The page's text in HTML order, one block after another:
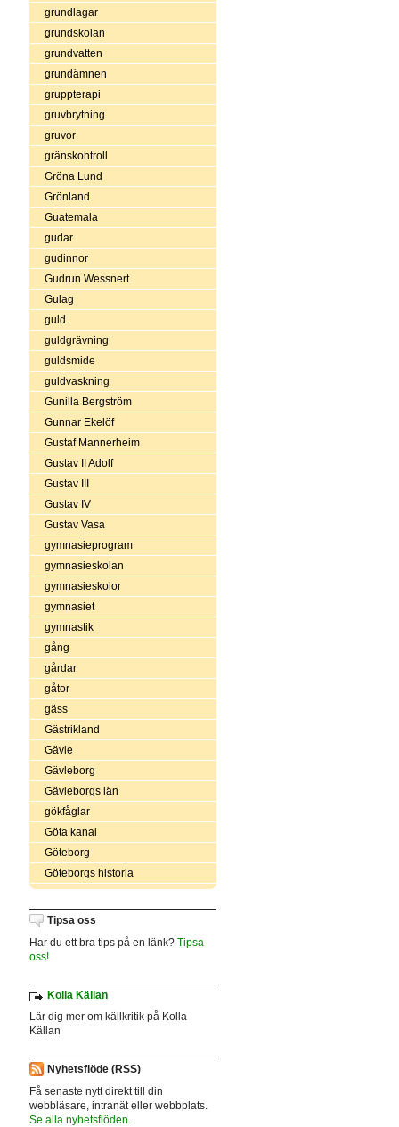
grundlagar
grundskolan
grundvatten
grundämnen
gruppterapi
gruvbrytning
gruvor
gränskontroll
Gröna Lund
Grönland
Guatemala
gudar
gudinnor
Gudrun Wessnert
Gulag
guld
guldgrävning
guldsmide
guldvaskning
Gunilla Bergström
Gunnar Ekelöf
Gustaf Mannerheim
Gustav II Adolf
Gustav III
Gustav IV
Gustav Vasa
gymnasieprogram
gymnasieskolan
gymnasieskolor
gymnasiet
gymnastik
gång
gårdar
gåtor
gäss
Gästrikland
Gävle
Gävleborg
Gävleborgs län
gökfåglar
Göta kanal
Göteborg
Göteborgs historia
Tipsa oss
Har du ett bra tips på en länk? Tipsa
oss!
Kolla Källan
Lär dig mer om källkritik på Kolla
Källan
Nyhetsflöde (RSS)
Få senaste nytt direkt till din
webbläsare, intranät eller webbplats.
Se alla nyhetsflöden.